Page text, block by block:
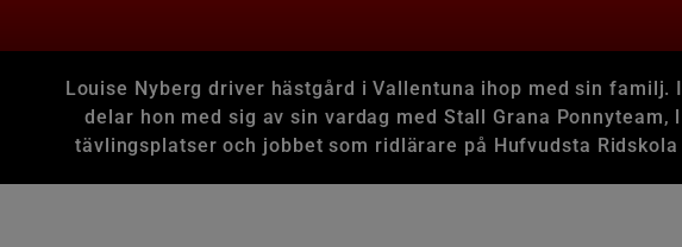
Louise Nyberg driver hästgård i Vallentuna ihop med sin familj.
delar hon med sig av sin vardag med Stall Grana Ponnyteam,
tävlingsplatser och jobbet som ridlärare på Hufvudsta